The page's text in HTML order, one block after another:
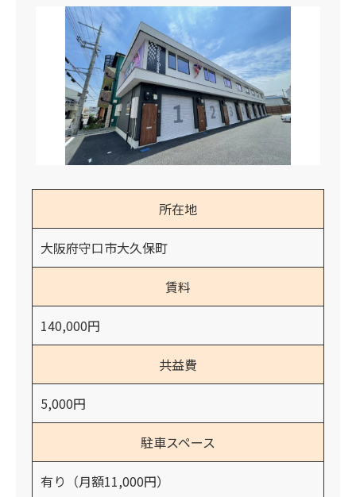
所在地
大阪府守口市大久保町
賃料
140,000円
共益費
5,000円
駐車スペース
有り（月額11,000円）